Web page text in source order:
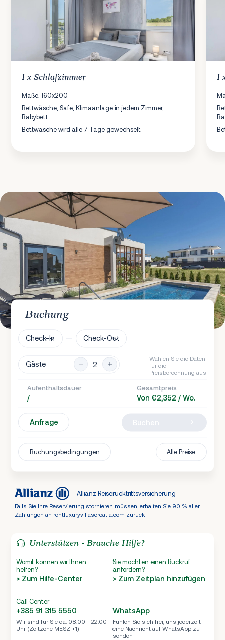
1 xSchlafzimmer
Maße: 160x200
Bettwäsche, Safe, Klimaanlage in jedem Zimmer,
Babybett
Bettwäsche wird alle 7 Tage gewechselt.
1
Buchung
Check-In Check-Out
Gäste
Wählen Sie die Daten
für die
Preisberechnung aus
Aufenthaltsdauer
/
Gesamtpreis
Von €2,352 / Wo.
Anfrage
Buchungsbedingungen Alle Preise
Allianz Reiserücktrittsversicherung
Falls Sie Ihre Reservierung stornieren müssen, erhalten Sie 90 % aller
Zahlungen an rentluxuryvillascroatia.com zurück
Unterstützen - Brauche Hilfe?
Womit können wir Ihnen
helfen?
> Zum Hilfe-Center
Sie möchten einen Rückruf
anfordern?
> Zum Zeitplan hinzufügen
Call Center
+385 91 315 5550
Wir sind für Sie da: 08:00 - 22:00
Uhr (Zeitzone MESZ +1)
WhatsApp
Fühlen Sie sich frei, uns jederzeit
eine Nachricht auf WhatsApp zu
senden